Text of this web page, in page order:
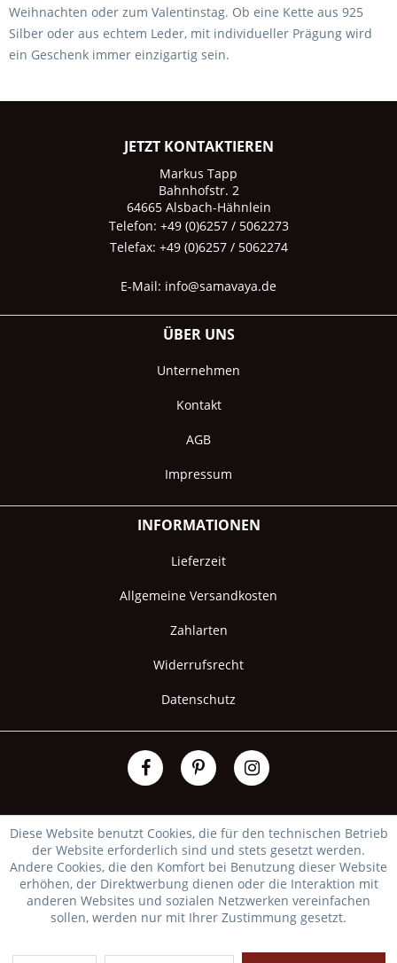
Weihnachten oder zum Valentinstag. Ob eine Kette aus 925
Silber oder aus echtem Leder, mit individueller Prägung wird
ein Geschenk immer einzigartig sein.
JETZT KONTAKTIEREN
Markus Tapp
Bahnhofstr. 2
64665 Alsbach-Hähnlein
Telefon: +49 (0)6257 / 5062273
Telefax: +49 (0)6257 / 5062274
E-Mail: info@samavaya.de
ÜBER UNS
Unternehmen
Kontakt
AGB
Impressum
INFORMATIONEN
Lieferzeit
Allgemeine Versandkosten
Zahlarten
Widerrufsrecht
Datenschutz
Diese Website benutzt Cookies, die für den technischen Betrieb
der Website erforderlich sind und stets gesetzt werden.
Andere Cookies, die den Komfort bei Benutzung dieser Website
erhöhen, der Direktwerbung dienen oder die Interaktion mit
anderen Websites und sozialen Netzwerken vereinfachen
sollen, werden nur mit Ihrer Zustimmung gesetzt.